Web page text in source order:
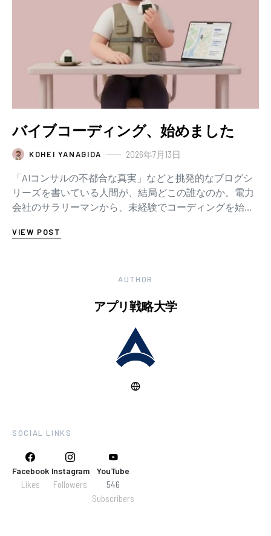
バイブコーディング、始めました
KOHEI YANAGIDA 2026年7月13日
「AIコンサルの不都合な真実」などと挑発的なブログシ
リーズを書いている人間が、結局どこの誰なのか。電力
会社のサラリーマンから、未経験でコーディングを始
長めの自己紹介です。
VIEW POST
AUTHOR
アプリ戦略大学
SOCIAL LINKS
Facebook
Likes
Instagram
Followers
YouTube
546
Subscribers